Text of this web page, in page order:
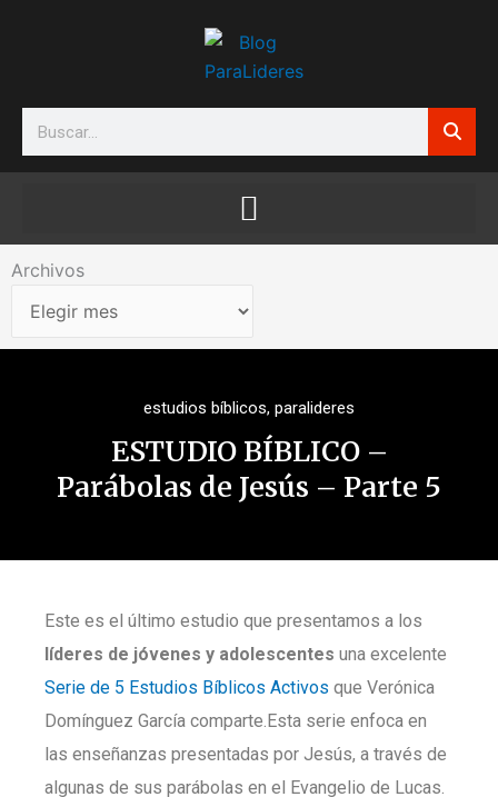
Search
Archivos
Archivos
estudios bíblicos, paralideres
ESTUDIO BÍBLICO –
Parábolas de Jesús – Parte 5
Este es el último estudio que presentamos a los
líderes de jóvenes y adolescentes una excelente
Serie de 5 Estudios Bíblicos Activos que Verónica
Domínguez García comparte.Esta serie enfoca en
las enseñanzas presentadas por Jesús, a través de
algunas de sus parábolas en el Evangelio de Lucas.